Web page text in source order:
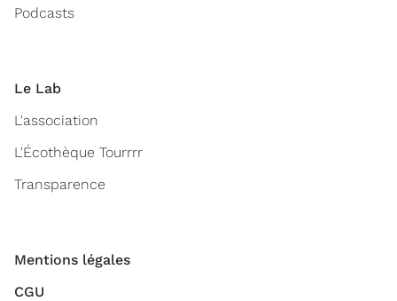
Podcasts
Le Lab
L'association
L'Écothèque Tourrrr
Transparence
Mentions légales
CGU